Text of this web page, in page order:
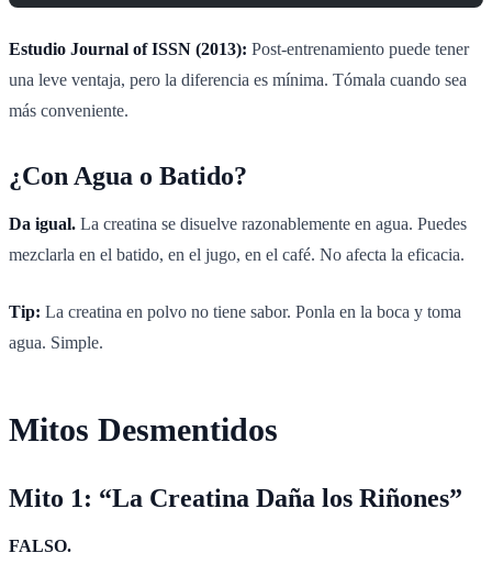
Estudio Journal of ISSN (2013): Post-entrenamiento puede tener
una leve ventaja, pero la diferencia es mínima. Tómala cuando sea
más conveniente.
¿Con Agua o Batido?
Da igual. La creatina se disuelve razonablemente en agua. Puedes
mezclarla en el batido, en el jugo, en el café. No afecta la eficacia.
Tip: La creatina en polvo no tiene sabor. Ponla en la boca y toma
agua. Simple.
Mitos Desmentidos
Mito 1: “La Creatina Daña los Riñones”
FALSO.